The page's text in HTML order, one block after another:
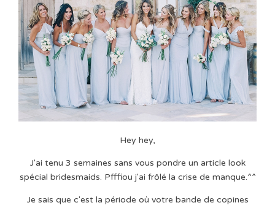
Hey hey,
J'ai tenu 3 semaines sans vous pondre un article look
spécial bridesmaids. Pfffiou j'ai frôlé la crise de manque.^^
Je sais que c'est la période où votre bande de copines